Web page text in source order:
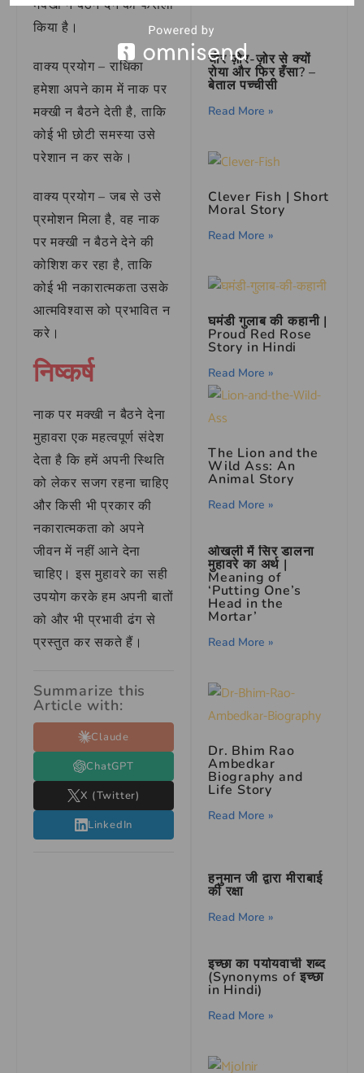
मक्खी न बैठने देने का फैसला
किया है।
वाक्य प्रयोग – राधिका
हमेशा अपने काम में नाक पर
मक्खी न बैठने देती है, ताकि
कोई भी छोटी समस्या उसे
परेशान न कर सके।
वाक्य प्रयोग – जब से उसे
प्रमोशन मिला है, वह नाक
पर मक्खी न बैठने देने की
कोशिश कर रहा है, ताकि
कोई भी नकारात्मकता उसके
आत्मविश्वास को प्रभावित न
करे।
निष्कर्ष
नाक पर मक्खी न बैठने देना
मुहावरा एक महत्वपूर्ण संदेश
देता है कि हमें अपनी स्थिति
को लेकर सजग रहना चाहिए
और किसी भी प्रकार की
नकारात्मकता को अपने
जीवन में नहीं आने देना
चाहिए। इस मुहावरे का सही
उपयोग करके हम अपनी बातों
को और भी प्रभावी ढंग से
प्रस्तुत कर सकते हैं।
Summarize this
Article with:
Claude
ChatGPT
X (Twitter)
LinkedIn
चोर ज़ोर-ज़ोर से क्यों
रोया और फिर हँसा? –
बेताल पच्चीसी
Read More »
Clever Fish | Short
Moral Story
Read More »
घमंडी गुलाब की कहानी |
Proud Red Rose
Story in Hindi
Read More »
The Lion and the
Wild Ass: An
Animal Story
Read More »
ओखली में सिर डालना
मुहावरे का अर्थ |
Meaning of
‘Putting One’s
Head in the
Mortar’
Read More »
Dr. Bhim Rao
Ambedkar
Biography and
Life Story
Read More »
हनुमान जी द्वारा मीराबाई
की रक्षा
Read More »
इच्छा का पर्यायवाची शब्द
(Synonyms of इच्छा
in Hindi)
Read More »